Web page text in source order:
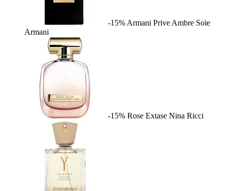
-15% Armani Prive Ambre Soie
Armani
-15% Rose Extase Nina Ricci